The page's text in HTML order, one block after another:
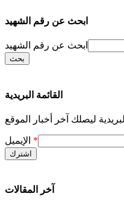
ابحث عن رقم الشهيد
ابحث عن رقم الشهيد
القائمة البريدية
ليصلك آخر أخبار الموقع
*
آخر المقالات